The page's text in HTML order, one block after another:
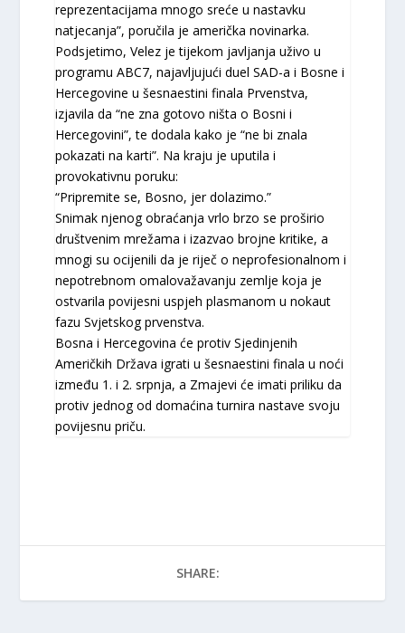
reprezentacijama mnogo sreće u nastavku
natjecanja”, poručila je američka novinarka.
Podsjetimo, Velez je tijekom javljanja uživo u
programu ABC7, najavljujući duel SAD-a i Bosne i
Hercegovine u šesnaestini finala Prvenstva,
izjavila da “ne zna gotovo ništa o Bosni i
Hercegovini”, te dodala kako je “ne bi znala
pokazati na karti”. Na kraju je uputila i
provokativnu poruku:
“Pripremite se, Bosno, jer dolazimo.”
Snimak njenog obraćanja vrlo brzo se proširio
društvenim mrežama i izazvao brojne kritike, a
mnogi su ocijenili da je riječ o neprofesionalnom i
nepotrebnom omalovažavanju zemlje koja je
ostvarila povijesni uspjeh plasmanom u nokaut
fazu Svjetskog prvenstva.
Bosna i Hercegovina će protiv Sjedinjenih
Američkih Država igrati u šesnaestini finala u noći
između 1. i 2. srpnja, a Zmajevi će imati priliku da
protiv jednog od domaćina turnira nastave svoju
povijesnu priču.
SHARE: